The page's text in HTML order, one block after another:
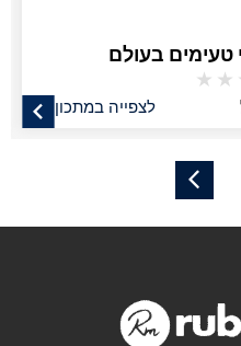
טעימים בעולם
★
★
לצפייה במתכון